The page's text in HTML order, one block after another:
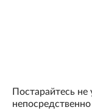
Постарайтесь